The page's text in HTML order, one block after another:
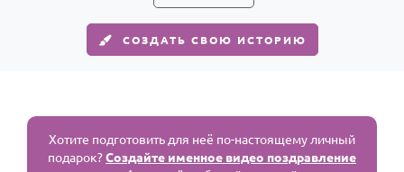
СОЗДАТЬ СВОЮ ИСТОРИЮ
Хотите подготовить для неё по-настоящему личный
подарок?Создайте именное видео поздравление